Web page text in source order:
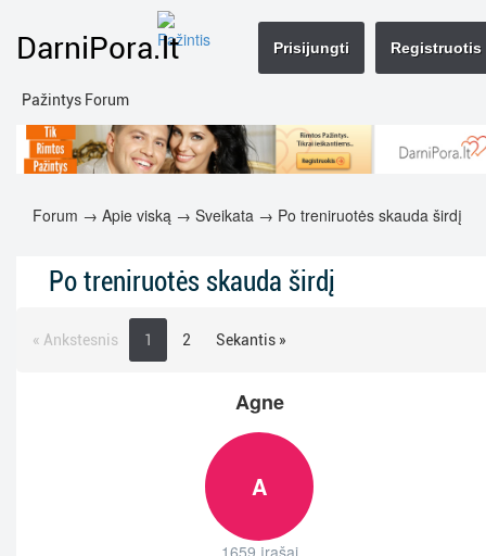
DarniPora.lt
Pažintys Forum
Registruotis
Prisijungti
Forum → Apie viską → Sveikata → Po treniruotės skauda širdį
Po treniruotės skauda širdį
« Ankstesnis 1 2 Sekantis »
Agne
A